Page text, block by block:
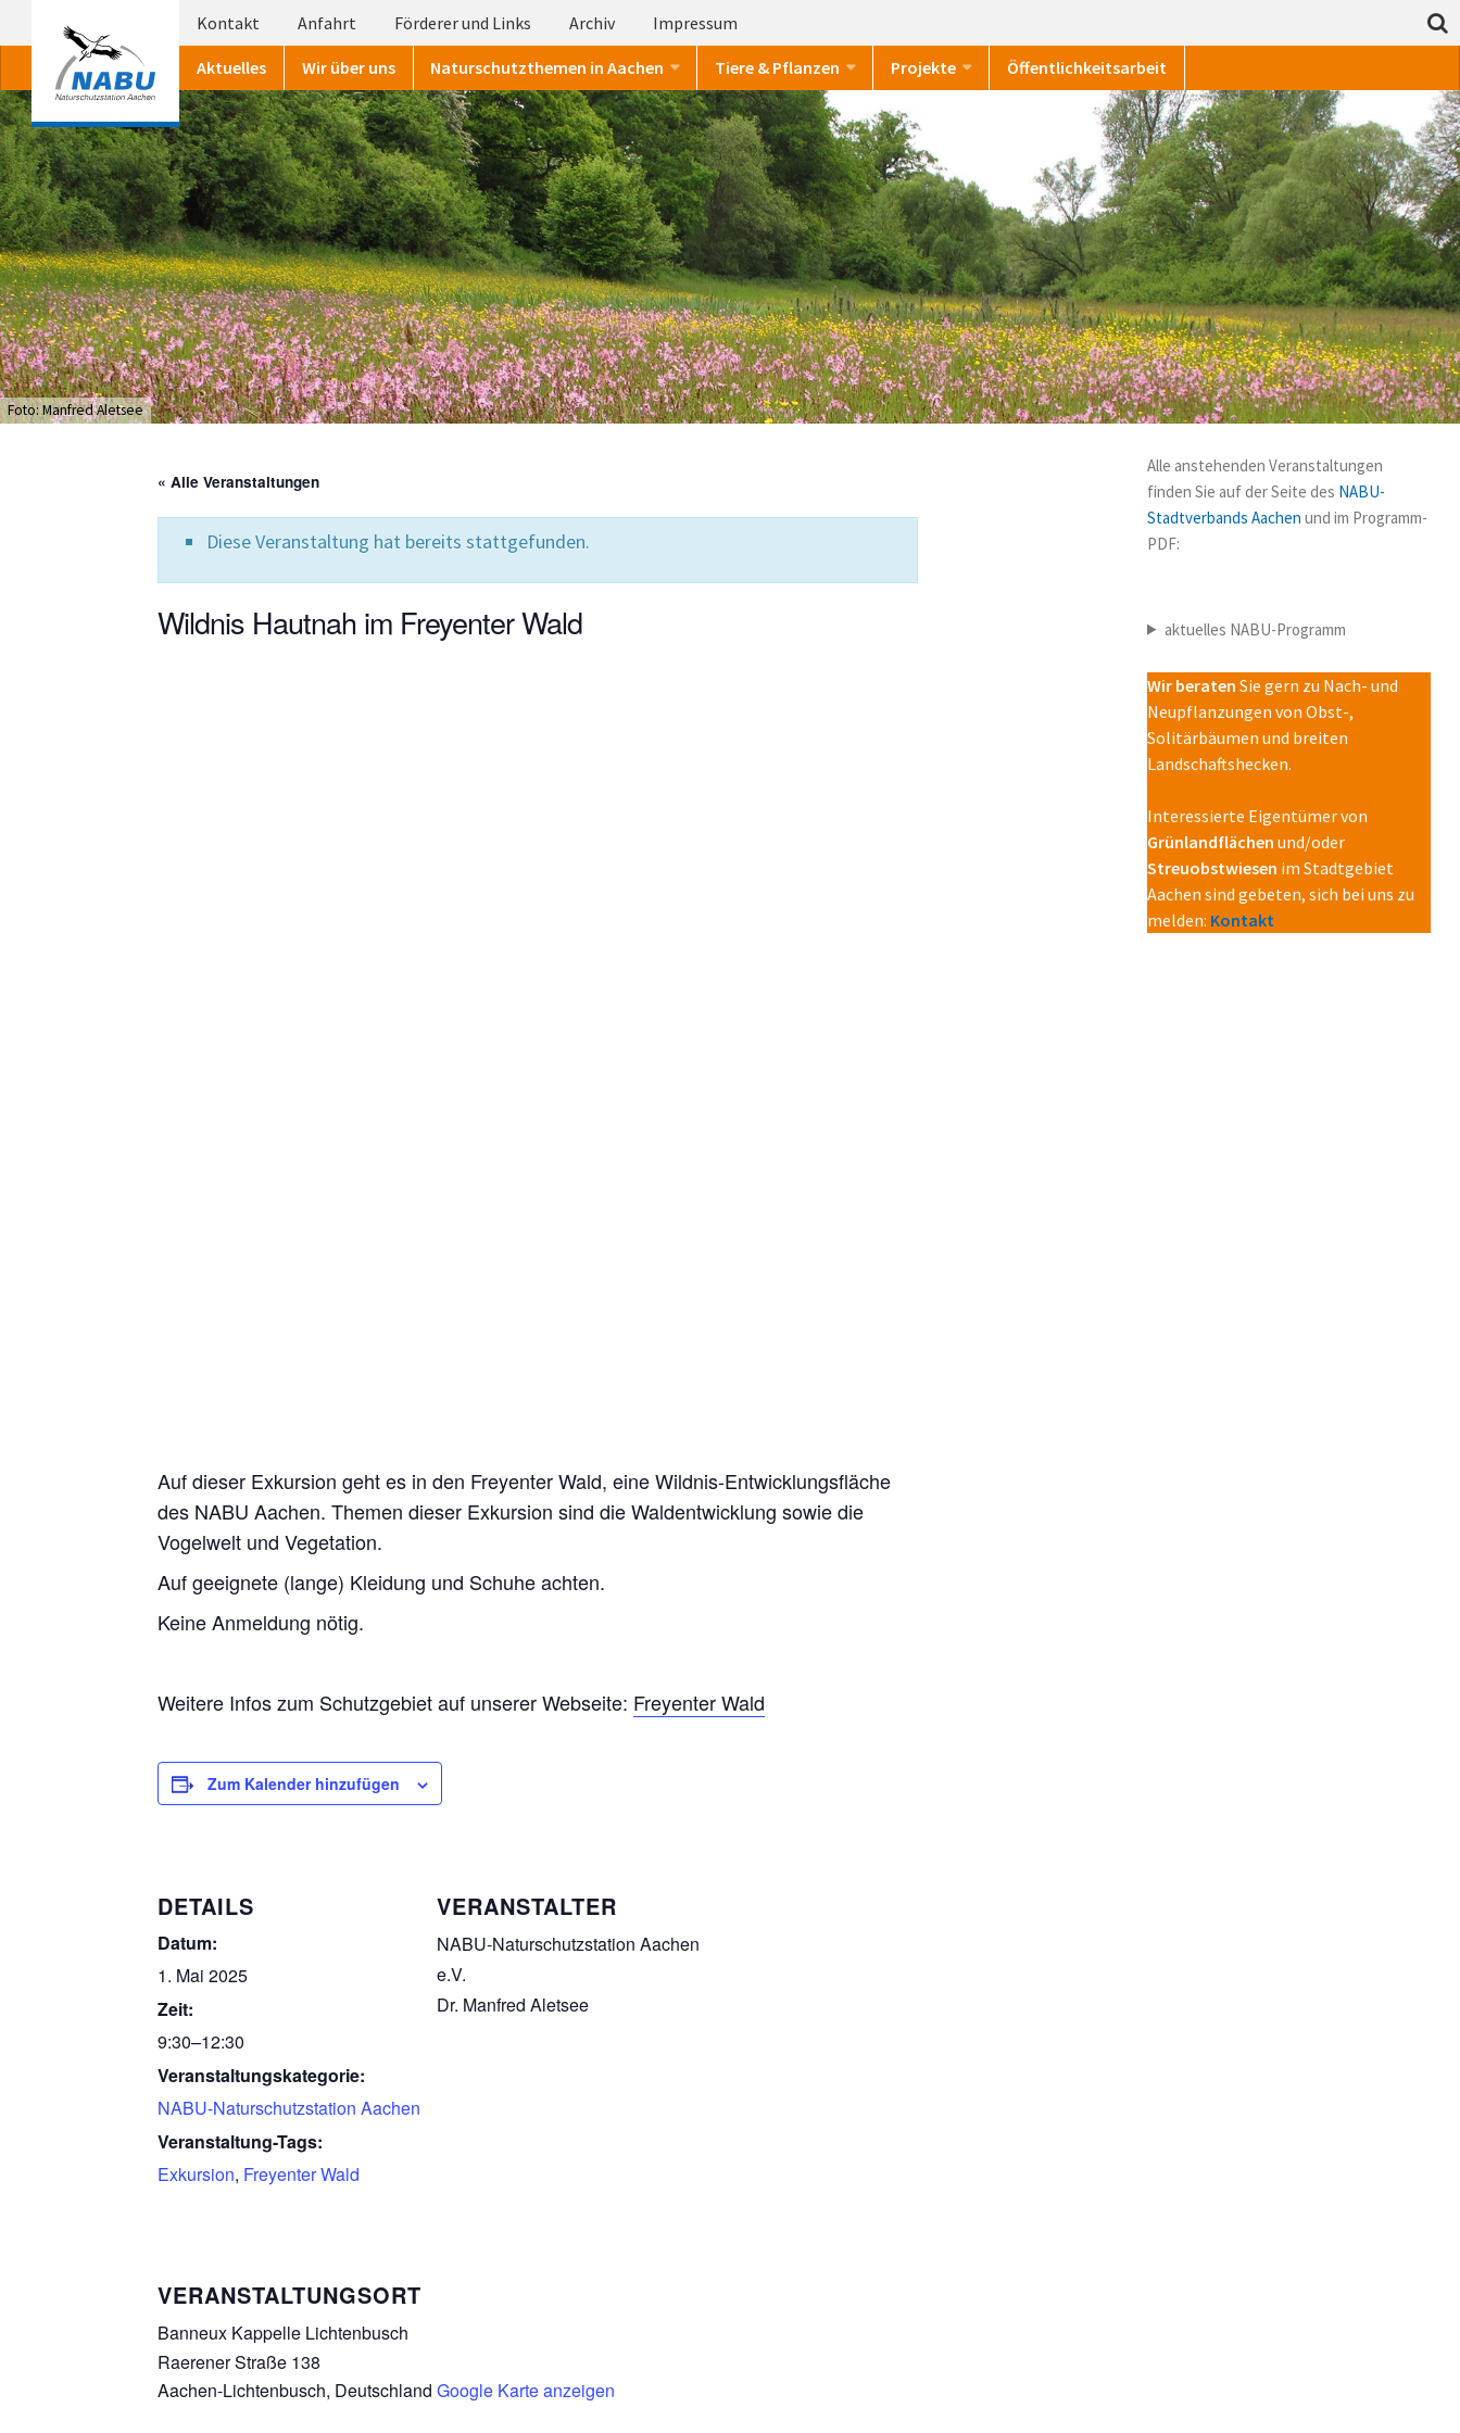
Kontakt Anfahrt Förderer und Links Archiv Impressum
Aktuelles Wir über uns Naturschutzthemen in Aachen Tiere & Pflanzen Projekte Öffentlichkeitsarbeit
Foto: Manfred Aletsee
« Alle Veranstaltungen
Diese Veranstaltung hat bereits stattgefunden.
Wildnis Hautnah im Freyenter Wald
Auf dieser Exkursion geht es in den Freyenter Wald, eine Wildnis-Entwicklungsfläche
des NABU Aachen. Themen dieser Exkursion sind die Waldentwicklung sowie die
Vogelwelt und Vegetation.
Auf geeignete (lange) Kleidung und Schuhe achten.
Keine Anmeldung nötig.
Weitere Infos zum Schutzgebiet auf unserer Webseite: Freyenter Wald
Zum Kalender hinzufügen
DETAILS
Datum:
1. Mai 2025
Zeit:
9:30–12:30
Veranstaltungskategorie:
NABU-Naturschutzstation Aachen
Veranstaltung-Tags:
Exkursion, Freyenter Wald
VERANSTALTER
NABU-Naturschutzstation Aachen
e.V.
Dr. Manfred Aletsee
VERANSTALTUNGSORT
Banneux Kappelle Lichtenbusch
Raerener Straße 138
Aachen-Lichtenbusch, Deutschland Google Karte anzeigen
Alle anstehenden Veranstaltungen
finden Sie auf der Seite des NABU-
Stadtverbands Aachen und im Programm-
PDF:
aktuelles NABU-Programm
Wir beraten Sie gern zu Nach- und
Neupflanzungen von Obst-,
Solitärbäumen und breiten
Landschaftshecken.
Interessierte Eigentümer von
Grünlandflächen und/oder
Streuobstwiesen im Stadtgebiet
Aachen sind gebeten, sich bei uns zu
melden: Kontakt